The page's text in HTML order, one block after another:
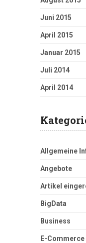
Juni 2015
April 2015
Januar 2015
Juli 2014
April 2014
Allgemeine
Angebote
Artikel
BigData
Business
E-Commerce